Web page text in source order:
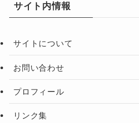
サイト内情報
サイトについて
お問い合わせ
プロフィール
リンク集